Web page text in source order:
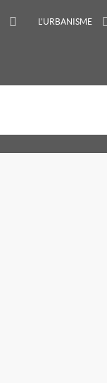
L'URBANISME